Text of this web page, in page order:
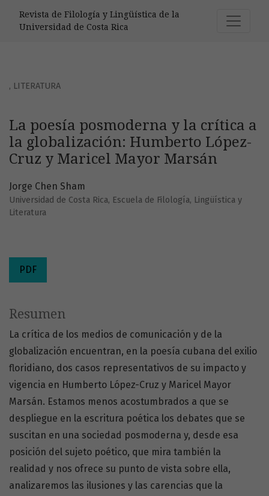
Revista de Filología y Lingüística de la
Universidad de Costa Rica
, LITERATURA
La poesía posmoderna y la crítica a
la globalización: Humberto López-
Cruz y Maricel Mayor Marsán
Jorge Chen Sham
Universidad de Costa Rica, Escuela de Filología, Lingüística y
Literatura
PDF
Resumen
La crítica de los medios de comunicación y de la
globalización encuentran, en la poesía cubana del exilio
floridiano, dos casos representativos de su impacto y
vigencia en Humberto López-Cruz y Maricel Mayor
Marsán. Estamos menos acostumbrados a que se
despliegue en la escritura poética los debates que se
suscitan en una sociedad posmoderna y, desde esa
posición del sujeto poético, que mira también la
realidad y nos ofrece su punto de vista sobre ella,
analizaremos las ilusiones y las carencias que la